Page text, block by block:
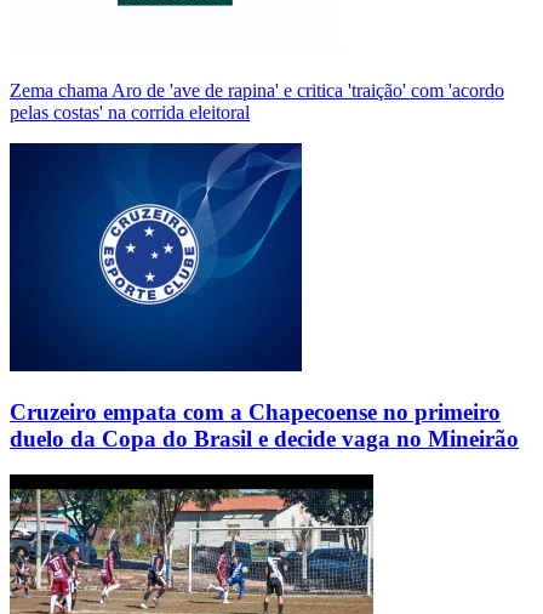
Zema chama Aro de 'ave de rapina' e critica 'traição' com 'acordo
pelas costas' na corrida eleitoral
Cruzeiro empata com a Chapecoense no primeiro
duelo da Copa do Brasil e decide vaga no Mineirão